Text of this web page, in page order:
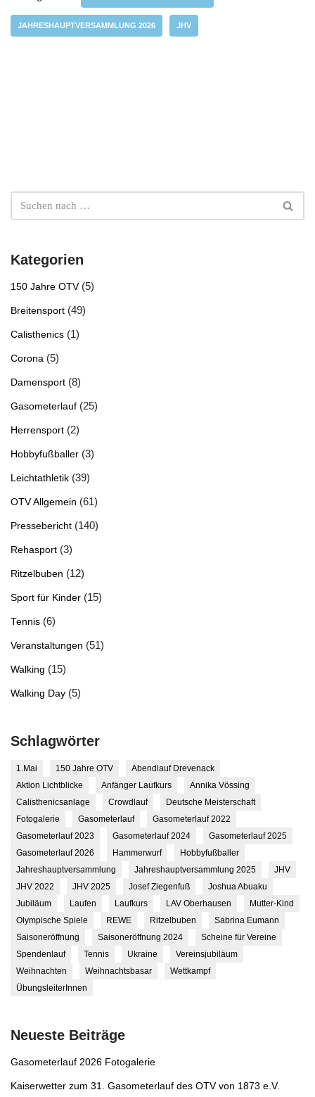
JAHRESHAUPTVERSAMMLUNG 2026 JHV
Kategorien
150 Jahre OTV(5)
Breitensport (49)
Calisthenics (1)
Corona (5)
Damensport (8)
Gasometerlauf (25)
Herrensport (2)
Hobbyfußballer (3)
Leichtathletik (39)
OTV Allgemein (61)
Pressebericht (140)
Rehasport (3)
Ritzelbuben (12)
Sport für Kinder (15)
Tennis (6)
Veranstaltungen (51)
Walking (15)
Walking Day (5)
Schlagwörter
1.Mai 150 Jahre OTV
Abendlauf Drevenack
Aktion Lichtblicke
Anfänger Laufkurs
Annika Vössing
Calisthenicsanlage
Crowdlauf
Deutsche Meisterschaft
Fotogalerie
Gasometerlauf
Gasometerlauf 2022
Gasometerlauf 2023
Gasometerlauf 2024
Gasometerlauf 2025
Gasometerlauf 2026
Hammerwurf
Hobbyfußballer
Jahreshauptversammlung
Jahreshauptversammlung 2025
JHV
JHV 2022
JHV 2025 Josef Ziegenfuß
Joshua Abuaku
Jubiläum
Laufen Laufkurs LAV Oberhausen
Mutter-Kind
Olympische Spiele
REWE Ritzelbuben
Sabrina Eumann
Saisoneröffnung
Saisoneröffnung 2024
Scheine für Vereine
Spendenlauf
Tennis Ukraine
Vereinsjubiläum
Weihnachten
Weihnachtsbasar
Wettkampf
ÜbungsleiterInnen
Neueste Beiträge
Gasometerlauf 2026 Fotogalerie
Kaiserwetter zum 31. Gasometerlauf des OTV von 1873 e.V.